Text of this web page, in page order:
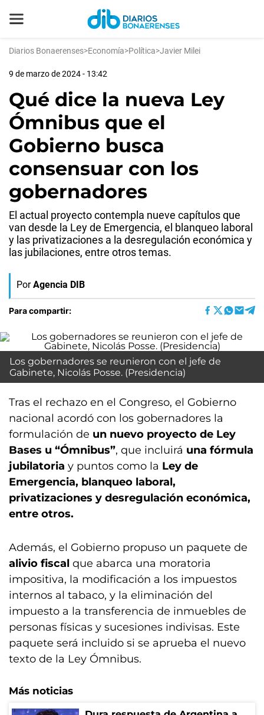
Diarios Bonaerenses>Economía>Política>Javier Milei
9 de marzo de 2024 - 13:42
Qué dice la nueva Ley
Ómnibus que el
Gobierno busca
consensuar con los
gobernadores
El actual proyecto contempla nueve capítulos que
van desde la Ley de Emergencia, el blanqueo laboral
y las privatizaciones a la desregulación económica y
las jubilaciones, entre otros temas.
Por Agencia DIB
Para compartir:
Los gobernadores se reunieron con el jefe de
Gabinete, Nicolás Posse. (Presidencia)
Tras el rechazo en el Congreso, el Gobierno
nacional acordó con los gobernadores la
formulación de un nuevo proyecto de Ley
Bases u “Ómnibus”, que incluirá una fórmula
jubilatoria y puntos como la Ley de
Emergencia, blanqueo laboral,
privatizaciones y desregulación económica,
entre otros.
Además, el Gobierno propuso un paquete de
alivio fiscal que abarca una moratoria
impositiva, la modificación a los impuestos
internos al tabaco, y la eliminación del
impuesto a la transferencia de inmuebles de
personas físicas y sucesiones indivisas. Este
paquete será incluido si se aprueba el nuevo
texto de la Ley Ómnibus.
Más noticias